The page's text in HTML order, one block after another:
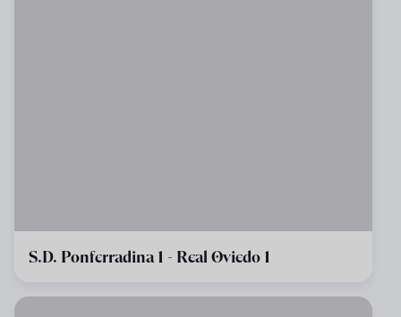
S.D. Ponferradina 1 - Real Oviedo 1